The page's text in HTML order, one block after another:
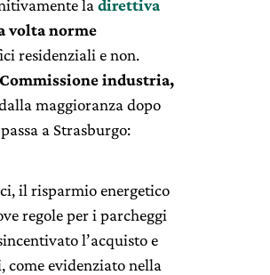
la direttiva
volta norme
residenziali e non.
Commissione industria,
maggioranza dopo
a Strasburgo:
il risparmio energetico
regole per i parcheggi
l’acquisto e
come evidenziato nella